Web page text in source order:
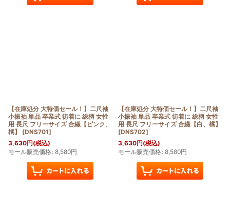
【在庫処分 大特価セール！】二尺袖
小振袖 単品 卒業式 街着に 総柄 女性
用 長尺 フリーサイズ 合繊【ピンク、
橘】
[DNS701]
3,630円(税込)
モール販売価格: 8,580円
【在庫処分 大特価セール！】二尺袖
小振袖 単品 卒業式 街着に 総柄 女性
用 長尺 フリーサイズ 合繊【白、橘】
[DNS702]
3,630円(税込)
モール販売価格: 8,580円